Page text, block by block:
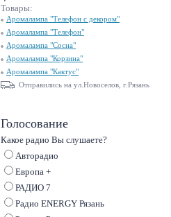
Товары:
Аромалампа "Телефон с декором"
Аромалампа "Телефон"
Аромалампа "Сосна"
Аромалампа "Корзина"
Аромалампа "Кактус"
Отправились на ул.Новоселов, г.Рязань
Голосование
Какое радио Вы слушаете?
Авторадио
Европа +
РАДИО 7
Радио ENERGY Рязань